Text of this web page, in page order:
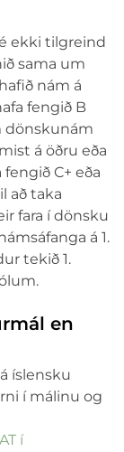
ekki tilgreind
sama um
nám á
fengið B
dönskunám
á öðru eða
C+ eða
að taka
fara í dönsku
á 1.
tekið 1.
en
íslensku
í málinu og
í